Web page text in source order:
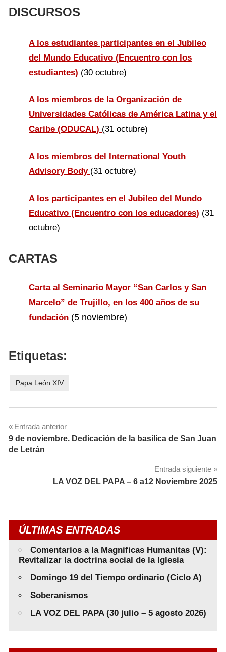
DISCURSOS
A los estudiantes participantes en el Jubileo
del Mundo Educativo (Encuentro con los
estudiantes) (30 octubre)
A los miembros de la Organización de
Universidades Católicas de América Latina y el
Caribe (ODUCAL) (31 octubre)
A los miembros del International Youth
Advisory Body (31 octubre)
A los participantes en el Jubileo del Mundo
Educativo (Encuentro con los educadores) (31
octubre)
CARTAS
Carta al Seminario Mayor “San Carlos y San
Marcelo” de Trujillo, en los 400 años de su
fundación (5 noviembre)
Etiquetas:
Papa León XIV
Navegación
de
Entrada anterior
9 de noviembre. Dedicación de la basílica de San Juan
de Letrán
Entrada siguiente
LA VOZ DEL PAPA – 6 a12 Noviembre 2025
ÚLTIMAS ENTRADAS
Comentarios a la Magnificas Humanitas (V):
Revitalizar la doctrina social de la Iglesia
Domingo 19 del Tiempo ordinario (Ciclo A)
Soberanismos
LA VOZ DEL PAPA (30 julio – 5 agosto 2026)